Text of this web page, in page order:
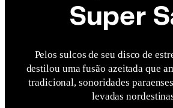
Super
Pelos sulcos de seu disco de
destilou uma fusão azeitada que
tradicional, sonoridades
levadas